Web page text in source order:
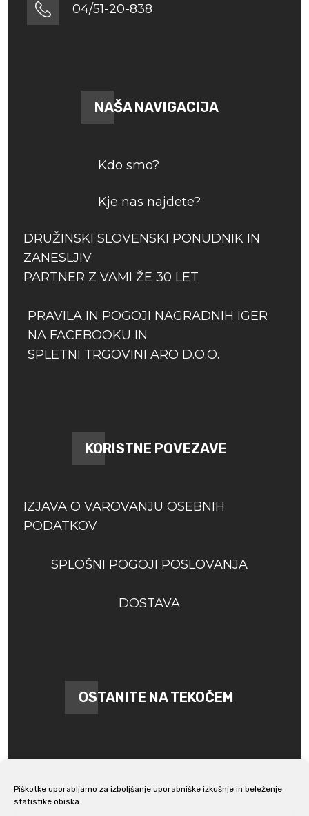
Piškotke uporabljamo za izboljšanje uporabniške izkušnje in beleženje
statistike obiska.
04/51-20-838
NAŠA NAVIGACIJA
Kdo smo?
Kje nas najdete?
DRUŽINSKI SLOVENSKI PONUDNIK IN
ZANESLJIV
PARTNER Z VAMI ŽE 30 LET
PRAVILA IN POGOJI NAGRADNIH IGER
NA FACEBOOKU IN
SPLETNI TRGOVINI ARO D.O.O.
KORISTNE POVEZAVE
IZJAVA O VAROVANJU OSEBNIH
PODATKOV
SPLOŠNI POGOJI POSLOVANJA
DOSTAVA
OSTANITE NA TEKOČEM